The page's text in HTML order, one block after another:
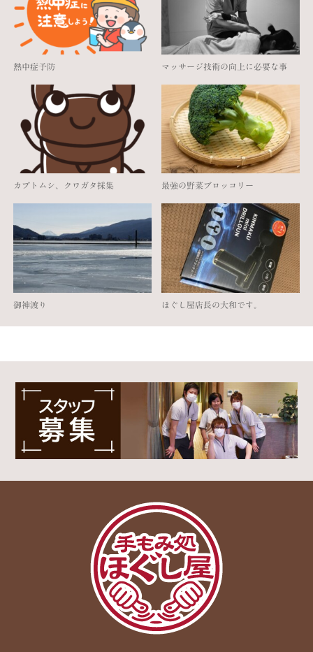
熱中症予防 マッサージ技術の向上に必要な事
カブトムシ、クワガタ採集 最強の野菜ブロッコリー
御神渡り ほぐし屋店長の大和です。